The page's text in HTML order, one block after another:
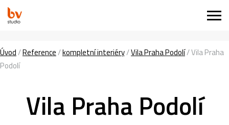
Úvod/Reference/kompletní interiéry/Vila Praha Podolí/Vila Praha
Podolí
Vila Praha Podolí